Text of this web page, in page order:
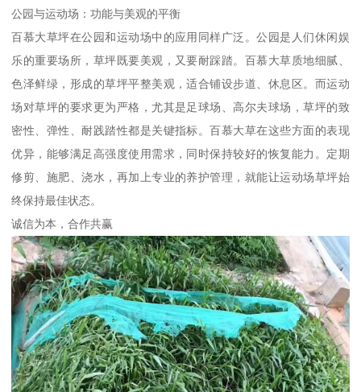
公园与运动场：功能与美观的平衡
百慕大草坪在公园和运动场中的应用同样广泛。公园是人们休闲娱
乐的重要场所，草坪既要美观，又要耐踩踏。百慕大草质地细腻、
色泽鲜绿，形成的草坪平整美观，适合铺设步道、休息区。而运动
场对草坪的要求更为严格，尤其是足球场、高尔夫球场，草坪的致
密性、弹性、耐践踏性都是关键指标。百慕大草在这些方面的表现
优异，能够满足高强度使用需求，同时保持较好的恢复能力。定期
修剪、施肥、浇水，再加上专业的养护管理，就能让运动场草坪始
终保持最佳状态。
诚信为本，合作共赢